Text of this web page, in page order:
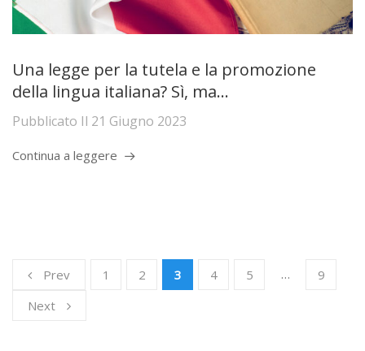
Una legge per la tutela e la promozione
della lingua italiana? Sì, ma…
Pubblicato Il 21 Giugno 2023
Continua a leggere
Prev 1 2 3 4 5 …
9
Next